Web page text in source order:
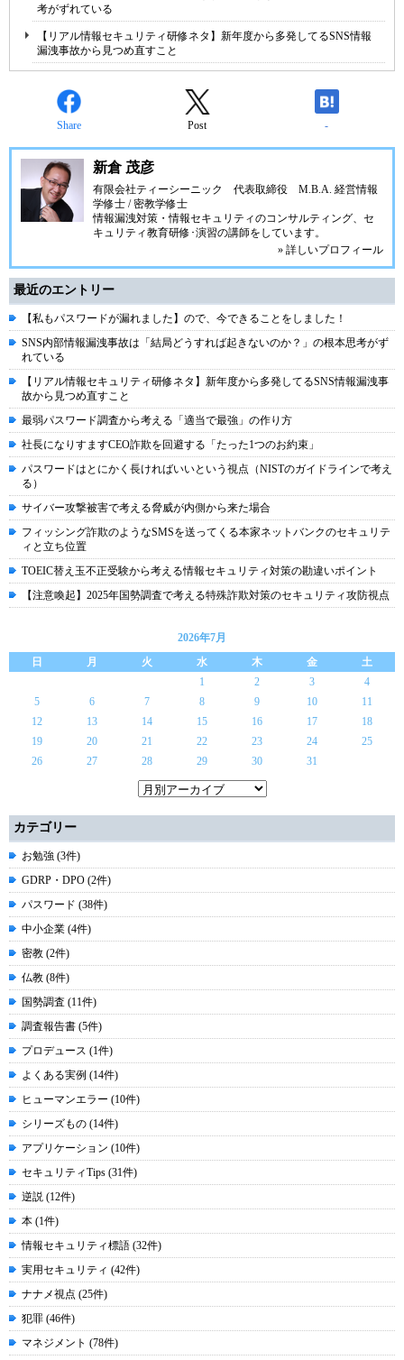
考がずれている
【リアル情報セキュリティ研修ネタ】新年度から多発してるSNS情報
漏洩事故から見つめ直すこと
Share Post -
新倉 茂彦
有限会社ティーシーニック
代表取締役 M.B.A. 経営情報
学修士 / 密教学修士
情報漏洩対策・情報セキュリティのコンサルティング、セ
キュリティ教育研修･演習の講師をしています。
» 詳しいプロフィール
最近のエントリー
【私もパスワードが漏れました】ので、今できることをしました！
SNS内部情報漏洩事故は「結局どうすれば起きないのか？」の根本思考がず
れている
【リアル情報セキュリティ研修ネタ】新年度から多発してるSNS情報漏洩事
故から見つめ直すこと
最弱パスワード調査から考える「適当で最強」の作り方
社長になりすますCEO詐欺を回避する「たった1つのお約束」
パスワードはとにかく長ければいいという視点（NISTのガイドラインで考え
る）
サイバー攻撃被害で考える脅威が内側から来た場合
フィッシング詐欺のようなSMSを送ってくる本家ネットバンクのセキュリテ
ィと立ち位置
TOEIC替え玉不正受験から考える情報セキュリティ対策の勘違いポイント
【注意喚起】2025年国勢調査で考える特殊詐欺対策のセキュリティ攻防視点
2026年7月
日
月 火 水 木 金
土
1
2 3
4
5
6 7 8 9 10
11
12
13 14 15 16 17
18
19
20 21 22 23 24
25
26
27 28 29 30 31
カテゴリー
お勉強 (3件)
GDRP・DPO (2件)
パスワード (38件)
中小企業 (4件)
密教 (2件)
仏教 (8件)
国勢調査 (11件)
調査報告書 (5件)
プロデュース (1件)
よくある実例 (14件)
ヒューマンエラー (10件)
シリーズもの (14件)
アプリケーション (10件)
セキュリティTips (31件)
逆説 (12件)
本 (1件)
情報セキュリティ標語 (32件)
実用セキュリティ (42件)
ナナメ視点 (25件)
犯罪 (46件)
マネジメント (78件)